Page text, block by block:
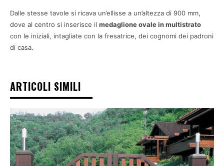
Dalle stesse tavole si ricava un’ellisse a un’altezza di 900 mm,
dove al centro si inserisce il medaglione ovale in multistrato
con le iniziali, intagliate con la fresatrice, dei cognomi dei padroni
di casa.
ARTICOLI SIMILI